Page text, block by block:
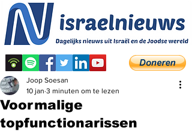
Voormalige
topfunctionarissen
Joop Soesan
10 jan 3 minuten om te lezen